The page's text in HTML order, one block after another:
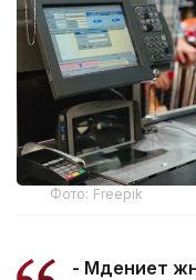
Фото: Freepik
- Мәдениет